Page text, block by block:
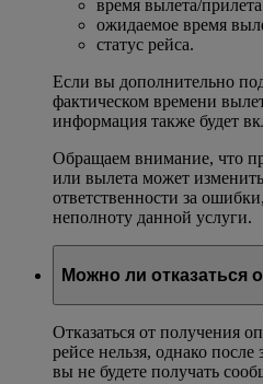
время вылета/
ожидаемое время
статус рейса.
Если вы дополнительно
фактическом времени
информация также будет
Обращаем внимание, что
или вылета может
ответственности за
неполноту данной услуги.
Можно ли отказаться
Отказаться от получения
рейсе нельзя, однако
вы не будете получать